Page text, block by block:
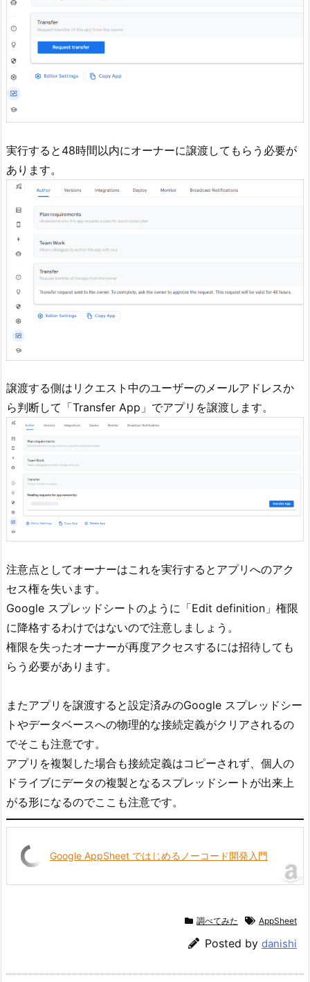
実行すると48時間以内にオーナーに譲渡してもらう必要が
あります。
譲渡する側はリクエスト中のユーザーのメールアドレスか
ら判断して「Transfer App」でアプリを譲渡します。
注意点としてオーナーはこれを実行するとアプリへのアク
セス権を失います。
Google スプレッドシートのように「Edit definition」権限
に降格するわけではないので注意しましょう。
権限を失ったオーナーが再度アクセスするには招待しても
らう必要があります。
またアプリを譲渡すると設定済みのGoogle スプレッドシー
トやデータベースへの物理的な接続定義がクリアされるの
でそこも注意です。
アプリを複製した場合も接続定義はコピーされず、個人の
ドライブにデータの複製となるスプレッドシートが出来上
がる形になるのでここも注意です。
Google AppSheet ではじめるノーコード開発入門
調べてみた AppSheet
Posted by danishi